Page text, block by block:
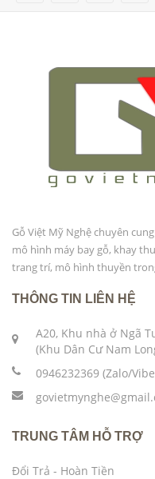
Gỗ Việt Mỹ Nghệ chuyên
mô hình máy bay gỗ, khay
trang trí, mô hình thuyền
THÔNG TIN LIÊN HỆ
A20, Khu nhà ở Ngã
(Khu Dân Cư Nam
0946232369 (Zalo/
TRUNG TÂM HỖ TRỢ
Đổi Trả - Hoàn Tiền